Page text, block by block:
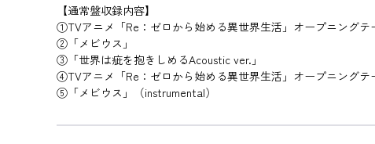
【通常盤収録内容】
①TVアニメ「Re：ゼロから始める異世界生活」オープニングテ
②「メビウス」
③「世界は疵を抱きしめるAcoustic ver.」
④TVアニメ「Re：ゼロから始める異世界生活」オープニングテ
⑤「メビウス」（instrumental）